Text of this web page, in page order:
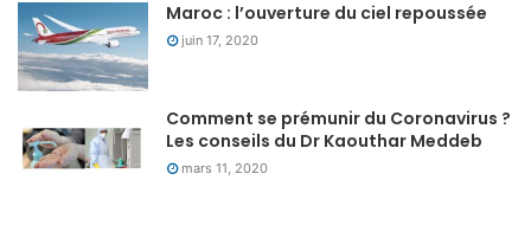
Maroc : l’ouverture du ciel repoussée
juin 17, 2020
Comment se prémunir du Coronavirus ?
Les conseils du Dr Kaouthar Meddeb
mars 11, 2020